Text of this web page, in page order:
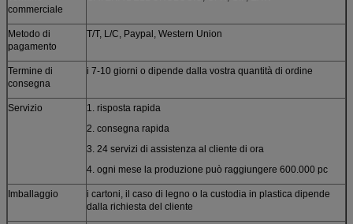
commerciale
Metodo di
pagamento
T/T, L/C, Paypal, Western Union
Termine di
consegna
i 7-10 giorni o dipende dalla vostra quantità di ordine
Servizio
1. risposta rapida
2. consegna rapida
3. 24 servizi di assistenza al cliente di ora
4. ogni mese la produzione può raggiungere 600.000 pc
Imballaggio
i cartoni, il caso di legno o la custodia in plastica dipende
dalla richiesta del cliente